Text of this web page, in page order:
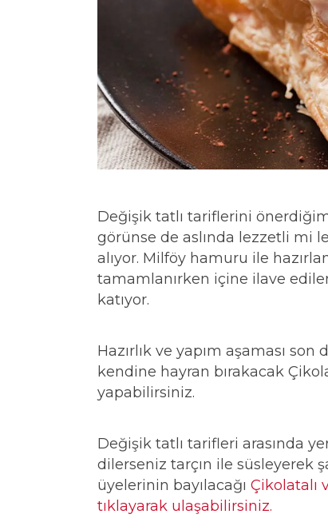
Değişik tatlı tariflerini
görünse de aslında lezzetli mi
alıyor. Milföy hamuru ile
tamamlanırken içine ilave
katıyor.
Hazırlık ve yapım aşaması son
kendine hayran bırakacak
yapabilirsiniz.
Değişik tatlı tarifleri arasında
dilerseniz tarçın ile süsleyerek
üyelerinin bayılacağı Çikolatalı
tıklayarak ulaşabilirsiniz.